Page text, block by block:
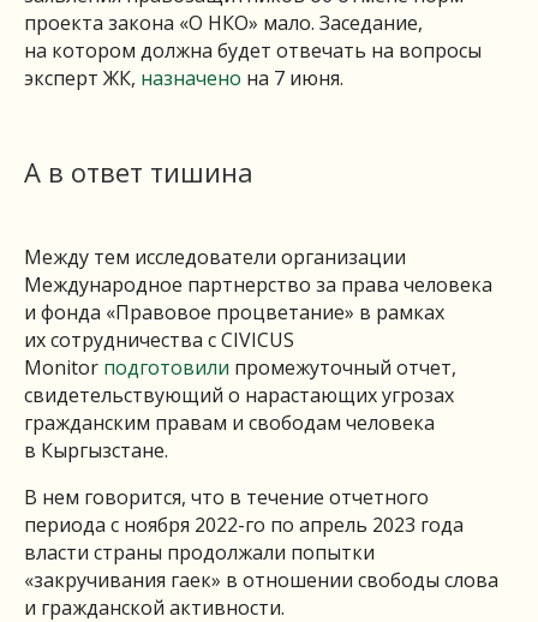
проекта закона «О НКО» мало. Заседание,
на котором должна будет отвечать на вопросы
эксперт ЖК, назначено на 7 июня.
А в ответ тишина
Между тем исследователи организации
Международное партнерство за права человека
и фонда «Правовое процветание» в рамках
их сотрудничества с CIVICUS
Monitor подготовили промежуточный отчет,
свидетельствующий о нарастающих угрозах
гражданским правам и свободам человека
в Кыргызстане.
В нем говорится, что в течение отчетного
периода с ноября 2022-го по апрель 2023 года
власти страны продолжали попытки
«закручивания гаек» в отношении свободы слова
и гражданской активности.